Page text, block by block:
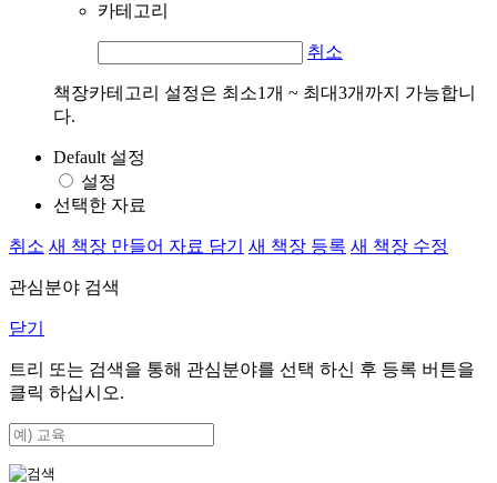
카테고리
취소
책장카테고리 설정은 최소1개 ~ 최대3개까지 가능합니
다.
Default 설정
설정
선택한 자료
취소 새 책장 만들어 자료 담기 새 책장 등록 새 책장 수정
관심분야 검색
닫기
트리 또는 검색을 통해 관심분야를 선택 하신 후 등록 버튼을
클릭 하십시오.